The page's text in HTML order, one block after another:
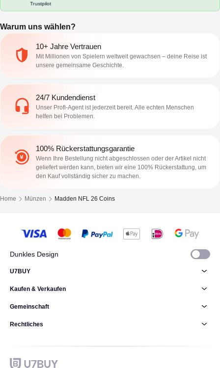
Trustpilot
Warum uns wählen?
10+ Jahre Vertrauen
Mit Millionen von Spielern weltweit gewachsen – deine Reise ist
unsere gemeinsame Geschichte.
24/7 Kundendienst
Unser Profi-Agent ist jederzeit bereit. Alle echten Menschen
helfen bei Problemen.
100% Rückerstattungsgarantie
Wenn Ihre Bestellung nicht abgeschlossen oder der Artikel nicht
geliefert werden kann, bieten wir eine 100% Rückerstattung, um
den Kauf vollständig sicher zu machen.
Home Münzen Madden NFL 26 Coins
Dunkles Design
U7BUY
Kaufen & Verkaufen
Gemeinschaft
Rechtliches